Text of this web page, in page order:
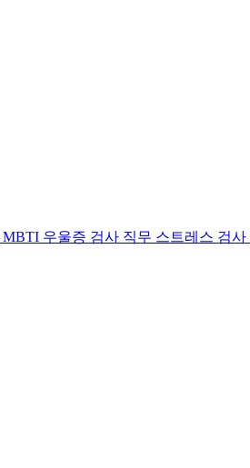
MBTI 우울증 검사 직무 스트레스 검사